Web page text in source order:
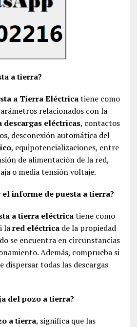
a tierra?
a Tierra Eléctricatiene como
relacionados con la
eléctricas, contactos
desconexión automática del
, equipotencializaciones, entre
de alimentación de la red,
o media tensión voltaje.
informe de puesta a tierra?
a tierra eléctricatiene como
lared eléctricade la propiedad
se encuentra en circunstancias
Además, comprueba si
dispersar todas las descargas
del pozo a tierra?
a tierra, significa que las